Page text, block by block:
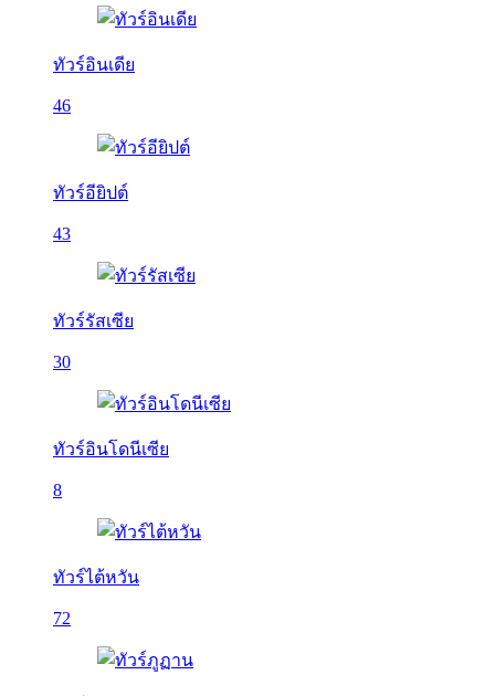
ทัวร์อินเดีย
46
ทัวร์อียิปต์
43
ทัวร์รัสเซีย
30
ทัวร์อินโดนีเซีย
8
ทัวร์ไต้หวัน
72